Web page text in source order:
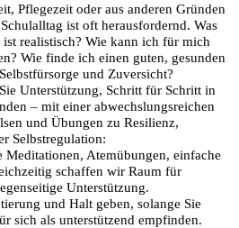
Pflegezeit oder aus anderen Gründen
ist oft herausfordernd. Was
realistisch? Wie kann ich für mich
Wie finde ich einen guten, gesunden
und Zuversicht?
Unterstützung, Schritt für Schritt in
– mit einer abwechslungsreichen
und Übungen zu Resilienz,
Selbstregulation:
Atemübungen, einfache
schaffen wir Raum für
Unterstützung.
und Halt geben, solange Sie
sich als unterstützend empfinden.